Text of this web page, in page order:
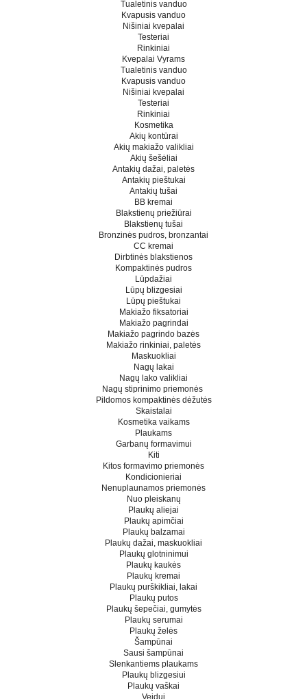
Tualetinis vanduo
Kvapusis vanduo
Nišiniai kvepalai
Testeriai
Rinkiniai
Kvepalai Vyrams
Tualetinis vanduo
Kvapusis vanduo
Nišiniai kvepalai
Testeriai
Rinkiniai
Kosmetika
Akių kontūrai
Akių makiažo valikliai
Akių šešėliai
Antakių dažai, paletės
Antakių pieštukai
Antakių tušai
BB kremai
Blakstienų priežiūrai
Blakstienų tušai
Bronzinės pudros, bronzantai
CC kremai
Dirbtinės blakstienos
Kompaktinės pudros
Lūpdažiai
Lūpų blizgesiai
Lūpų pieštukai
Makiažo fiksatoriai
Makiažo pagrindai
Makiažo pagrindo bazės
Makiažo rinkiniai, paletės
Maskuokliai
Nagų lakai
Nagų lako valikliai
Nagų stiprinimo priemonės
Pildomos kompaktinės dėžutės
Skaistalai
Kosmetika vaikams
Plaukams
Garbanų formavimui
Kiti
Kitos formavimo priemonės
Kondicionieriai
Nenuplaunamos priemonės
Nuo pleiskanų
Plaukų aliejai
Plaukų apimčiai
Plaukų balzamai
Plaukų dažai, maskuokliai
Plaukų glotninimui
Plaukų kaukės
Plaukų kremai
Plaukų purškikliai, lakai
Plaukų putos
Plaukų šepečiai, gumytės
Plaukų serumai
Plaukų želės
Šampūnai
Sausi šampūnai
Slenkantiems plaukams
Plaukų blizgesiui
Plaukų vaškai
Veidui